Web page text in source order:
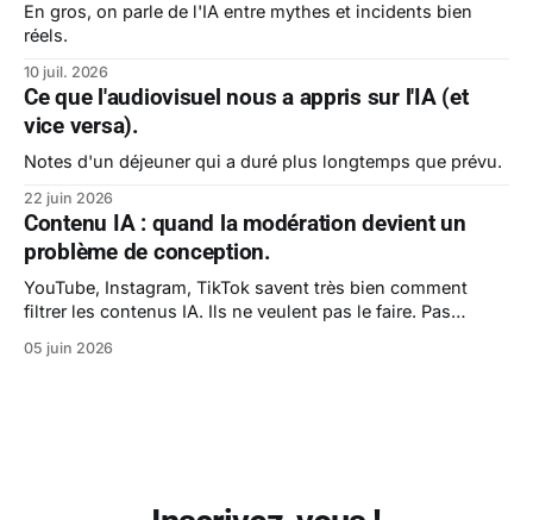
En gros, on parle de l'IA entre mythes et incidents bien
réels.
10 juil. 2026
Ce que l'audiovisuel nous a appris sur l'IA (et
vice versa).
Notes d'un déjeuner qui a duré plus longtemps que prévu.
22 juin 2026
Contenu IA : quand la modération devient un
problème de conception.
YouTube, Instagram, TikTok savent très bien comment
filtrer les contenus IA. Ils ne veulent pas le faire. Pas
05 juin 2026